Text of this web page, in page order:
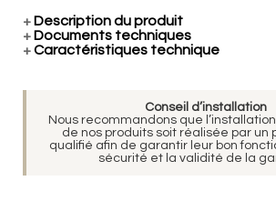
+ Description du produit
+ Documents techniques
+Caractéristiques technique
Conseil d’installation
Nous recommandons que
de nos produits soit réalisée par un
qualifié afin de garantir leur bon
sécurité et la validité de la